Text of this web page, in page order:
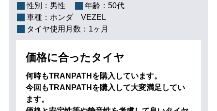
性別： 男性 年齢： 50代
車種： ホンダ VEZEL
タイヤ使用月数： 1ヶ月
価格に合ったタイヤ
何時もTRANPATHを購入しています。
今回もTRANPATHを購入して大変満足してい
ます。